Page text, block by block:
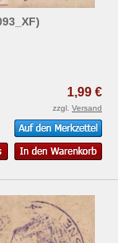
1,99 €
zzgl. Versand